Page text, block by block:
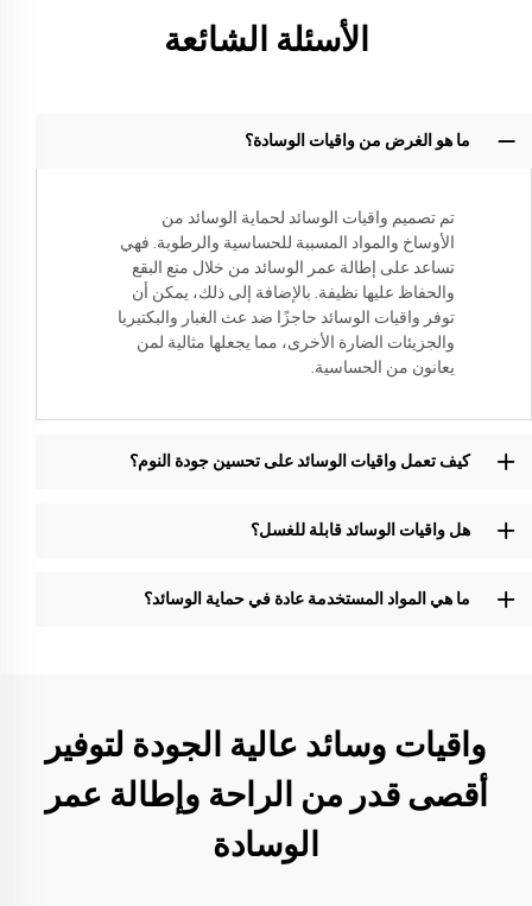
الأسئلة الشائعة
ما هو الغرض من واقيات الوسادة؟
تم تصميم واقيات الوسائد لحماية الوسائد من
الأوساخ والمواد المسببة للحساسية والرطوبة. فهي
تساعد على إطالة عمر الوسائد من خلال منع البقع
والحفاظ عليها نظيفة. بالإضافة إلى ذلك، يمكن أن
توفر واقيات الوسائد حاجزًا ضد عث الغبار والبكتيريا
والجزيئات الضارة الأخرى، مما يجعلها مثالية لمن
يعانون من الحساسية.
كيف تعمل واقيات الوسائد على تحسين جودة النوم؟
هل واقيات الوسائد قابلة للغسل؟
ما هي المواد المستخدمة عادة في حماية الوسائد؟
واقيات وسائد عالية الجودة لتوفير
أقصى قدر من الراحة وإطالة عمر
الوسادة